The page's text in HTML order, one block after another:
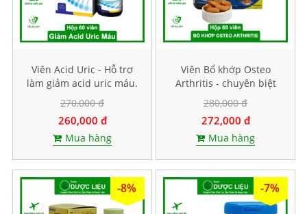
Viên Acid Uric - Hỗ trơ
làm giảm acid uric máu.
Hộp 60 viên
270,000 đ
260,000 đ
Mua hàng
Viên Bổ khớp Osteo
Arthritis - chuyên biệt
cho bệnh khớp. Hộp 60
viên
280,000 đ
272,000 đ
Mua hàng
-8% -7%